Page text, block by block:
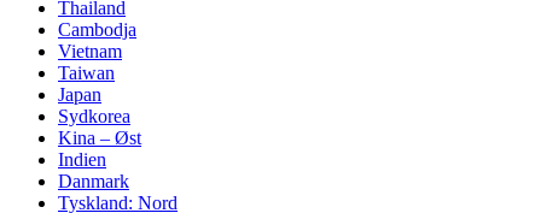
Thailand
Cambodja
Vietnam
Taiwan
Japan
Sydkorea
Kina – Øst
Indien
Danmark
Tyskland: Nord